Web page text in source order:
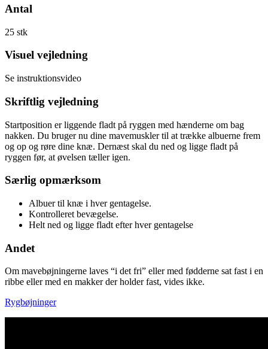
Antal
25 stk
Visuel vejledning
Se instruktionsvideo
Skriftlig vejledning
Startposition er liggende fladt på ryggen med hænderne om bag
nakken. Du bruger nu dine mavemuskler til at trække albuerne frem
og op og røre dine knæ. Dernæst skal du ned og ligge fladt på
ryggen før, at øvelsen tæller igen.
Særlig opmærksom
Albuer til knæ i hver gentagelse.
Kontrolleret bevægelse.
Helt ned og ligge fladt efter hver gentagelse
Andet
Om mavebøjningerne laves “i det fri” eller med fødderne sat fast i en
ribbe eller med en makker der holder fast, vides ikke.
Rygbøjninger